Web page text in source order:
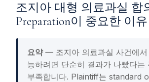
조지아 대형 의료과실 합
Preparation이 중요한 이유
요약— 조지아 의료과실 사건에서
능하려면 단순히 결과가 나빴다는
부족합니다. Plaintiff는 standard